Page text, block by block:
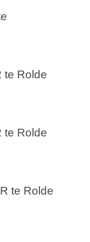
te Rolde
te Rolde
te Rolde